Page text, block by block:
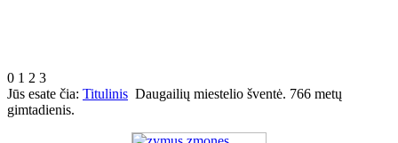
0 1 2 3
Jūs esate čia: Titulinis Daugailių miestelio šventė. 766 metų
gimtadienis.